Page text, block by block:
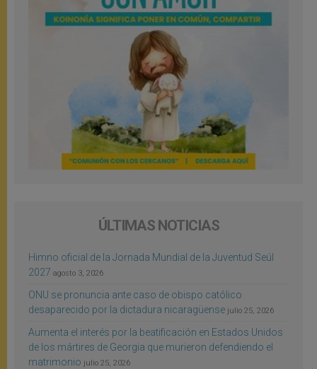
ÚLTIMAS NOTICIAS
Himno oficial de la Jornada Mundial de la Juventud Seúl
2027 agosto 3, 2026
ONU se pronuncia ante caso de obispo católico
desaparecido por la dictadura nicaragüense julio 25, 2026
Aumenta el interés por la beatificación en Estados Unidos
de los mártires de Georgia que murieron defendiendo el
matrimonio julio 25, 2026